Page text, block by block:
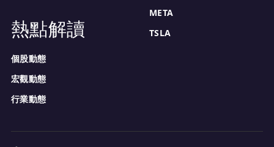
熱點解讀
個股動態
宏觀動態
行業動態
META
TSLA